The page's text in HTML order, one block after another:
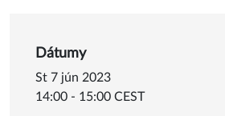
Dátumy
St 7 jún 2023
14:00 - 15:00 CEST